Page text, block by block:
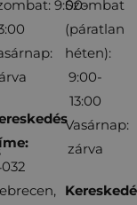
9:00-
Szombat
(páratlan
héten):
9:00-
13:00
Vasárnap:
zárva